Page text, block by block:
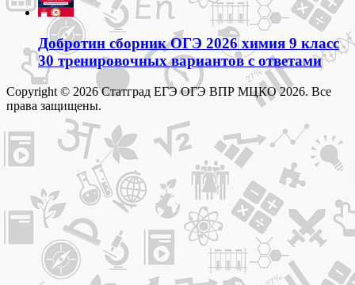
Добротин сборник ОГЭ 2026 химия 9 класс
30 тренировочных вариантов с ответами
Copyright © 2026 Статград ЕГЭ ОГЭ ВПР МЦКО 2026. Все
права защищены.